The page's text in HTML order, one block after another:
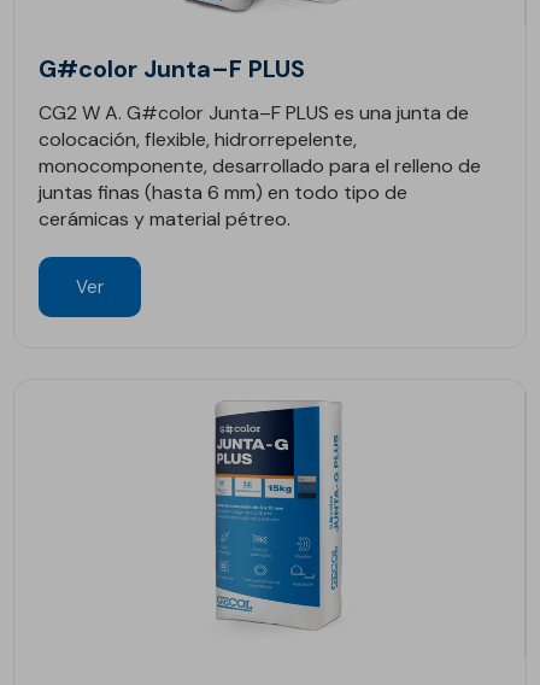
G#color Junta–F PLUS
CG2 W A. G#color Junta–F PLUS es una junta de
colocación, flexible, hidrorrepelente,
monocomponente, desarrollado para el relleno de
juntas finas (hasta 6 mm) en todo tipo de
cerámicas y material pétreo.
Ver